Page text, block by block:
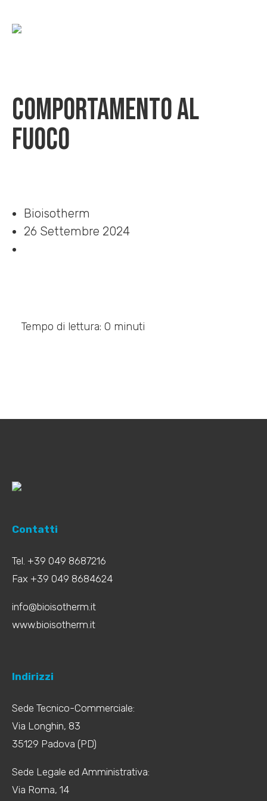
Comportamento al
fuoco
Bioisotherm
26 Settembre 2024
Tempo di lettura: 0 minuti
Contatti
Tel. +39 049 8687216
Fax +39 049 8684624
info@bioisotherm.it
www.bioisotherm.it
Indirizzi
Sede Tecnico-Commerciale:
Via Longhin, 83
35129 Padova (PD)
Sede Legale ed Amministrativa:
Via Roma, 14